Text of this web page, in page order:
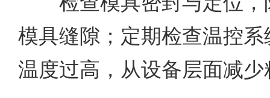
模具缝隙；定期检查温控
温度过高，从设备层面减